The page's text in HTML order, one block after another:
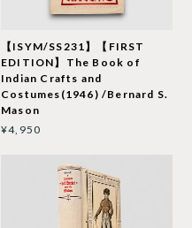
【ISYM/SS231】【FIRST
EDITION】The Book of
Indian Crafts and
Costumes(1946) /Bernard S.
Mason
¥4,950